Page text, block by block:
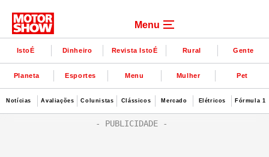
Menu
IstoÉ Dinheiro Revista IstoÉ Rural Gente
Planeta Esportes Menu Mulher Pet
Notícias Avaliações Colunistas Clássicos Mercado Elétricos Fórmula 1